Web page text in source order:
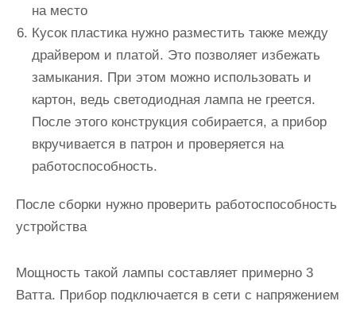
на место
Кусок пластика нужно разместить также между
драйвером и платой. Это позволяет избежать
замыкания. При этом можно использовать и
картон, ведь светодиодная лампа не греется.
После этого конструкция собирается, а прибор
вкручивается в патрон и проверяется на
работоспособность.
После сборки нужно проверить работоспособность
устройства
Мощность такой лампы составляет примерно 3
Ватта. Прибор подключается в сети с напряжением